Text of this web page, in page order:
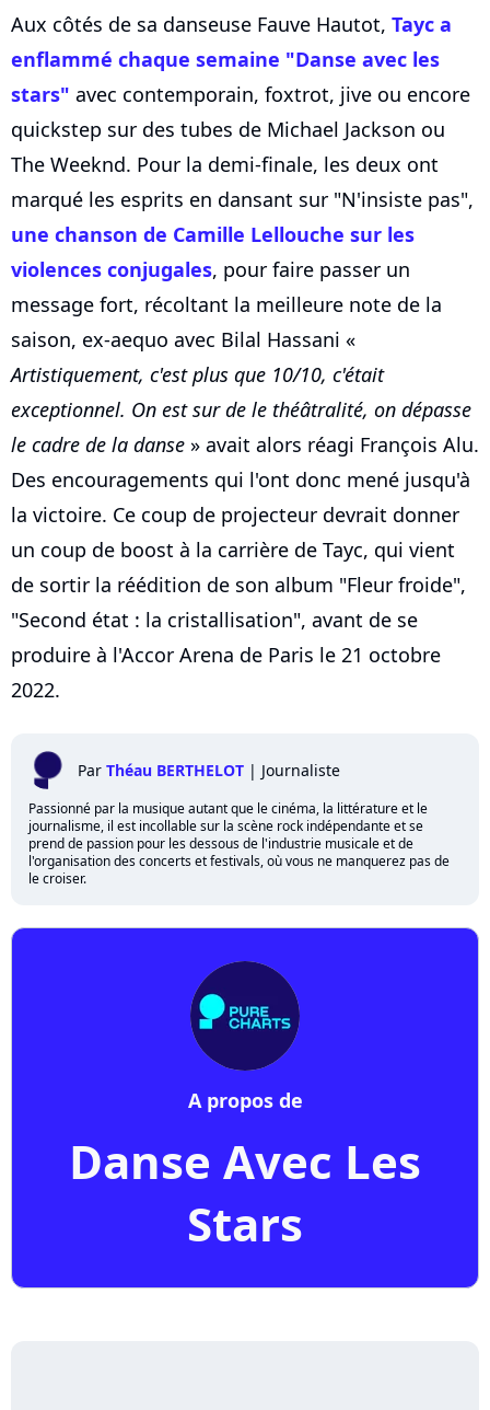
Aux côtés de sa danseuse Fauve Hautot, Tayc a
enflammé chaque semaine "Danse avec les
stars" avec contemporain, foxtrot, jive ou encore
quickstep sur des tubes de Michael Jackson ou
The Weeknd. Pour la demi-finale, les deux ont
marqué les esprits en dansant sur "N'insiste pas",
une chanson de Camille Lellouche sur les
violences conjugales, pour faire passer un
message fort, récoltant la meilleure note de la
saison, ex-aequo avec Bilal Hassani «
Artistiquement, c'est plus que 10/10, c'était
exceptionnel. On est sur de le théâtralité, on dépasse
le cadre de la danse » avait alors réagi François Alu.
Des encouragements qui l'ont donc mené jusqu'à
la victoire. Ce coup de projecteur devrait donner
un coup de boost à la carrière de Tayc, qui vient
de sortir la réédition de son album "Fleur froide",
"Second état : la cristallisation", avant de se
produire à l'Accor Arena de Paris le 21 octobre
2022.
Par Théau BERTHELOT | Journaliste
Passionné par la musique autant que le cinéma, la littérature et le
journalisme, il est incollable sur la scène rock indépendante et se
prend de passion pour les dessous de l'industrie musicale et de
l'organisation des concerts et festivals, où vous ne manquerez pas de
le croiser.
Danse Avec Les
Stars
A propos de